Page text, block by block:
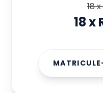
18x
18x